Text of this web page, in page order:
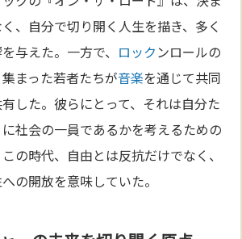
、自分で切り開く人生を描き、多く
与えた。一方で、 ロック ンロールの
まった若者たちが音楽を通じて共同
した。彼らにとって、それは自分た
社会の一員であるかを考えるための
の時代、自由とは反抗だけでなく、
の開放を意味していた。